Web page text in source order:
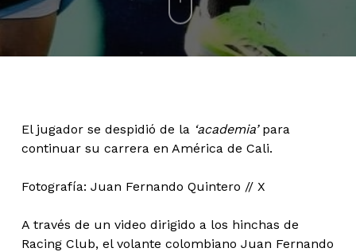
El jugador se despidió de la‘academia’para
continuar su carrera en América de Cali.
Fotografía: Juan Fernando Quintero // X
A través de un video dirigido a los hinchas de
Racing Club, el volante colombiano Juan Fernando